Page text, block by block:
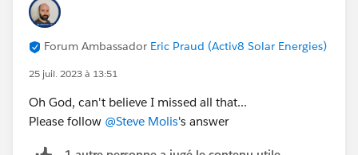
DATEVALUE( CREATED_DATE ) >= DATE(2023,
DATEVALUE( CREATED_DATE ) <= DATE(2023, 06,
) ,
Activity.Meaningful_Conversation__c,
Forum Ambassador Eric Praud (Activ8 Solar Energies)
25 juil. 2023 à 13:51
Oh God, can't believe I missed all that...
Please follow @Steve Molis's answer